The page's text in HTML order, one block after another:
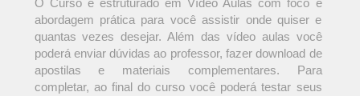
O Curso é estruturado em Vídeo Aulas com foco e
abordagem prática para você assistir onde quiser e
quantas vezes desejar. Além das vídeo aulas você
poderá enviar dúvidas ao professor, fazer download de
apostilas e materiais complementares. Para
completar, ao final do curso você poderá testar seus